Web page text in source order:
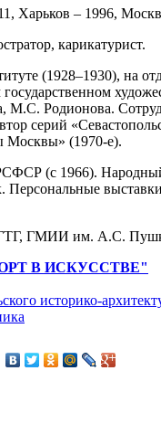
Харьков – 1996,
карикатурист.
(1928–1930), на
Родионова.
серий
Москвы» (1970-е).
(с 1966).
ГТГ, ГМИИ им. А.С.
В ИСКУССТВЕ"
историко-